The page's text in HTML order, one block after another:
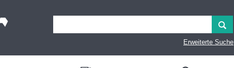
Erweiterte Suche